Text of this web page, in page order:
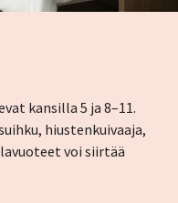
kansilla 5 ja 8–11.
hiustenkuivaaja,
voi siirtää